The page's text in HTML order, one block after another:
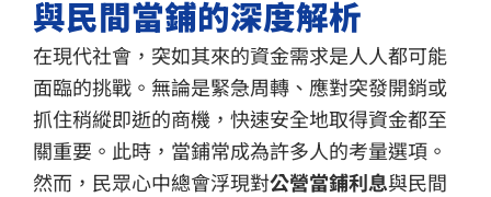
與民間當鋪的深度解析
在現代社會，突如其來的資金需求是人人都可能
面臨的挑戰。無論是緊急周轉、應對突發開銷或
抓住稍縱即逝的商機，快速安全地取得資金都至
關重要。此時，當鋪常成為許多人的考量選項。
然而，民眾心中總會浮現對公營當鋪利息與民間